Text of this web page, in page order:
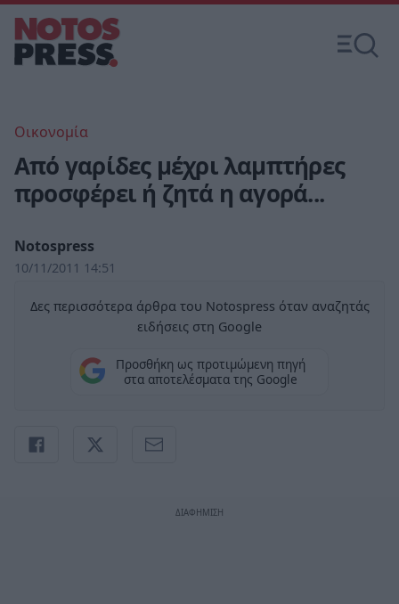
Οικονομία
Από γαρίδες μέχρι λαμπτήρες
προσφέρει ή ζητά η αγορά...
Notospress
10/11/2011 14:51
Δες περισσότερα άρθρα του Notospress όταν αναζητάς
ειδήσεις στη Google
Προσθήκη ως προτιμώμενη πηγή
στα αποτελέσματα της Google